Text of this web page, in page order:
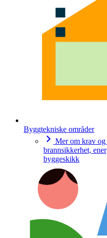
Byggtekniske områder
Mer om krav
brannsikkerhet,
byggeskikk